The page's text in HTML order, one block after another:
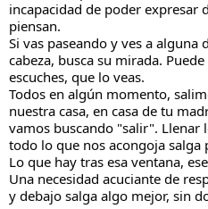
incapacidad de poder expresar
piensan.
Si vas paseando y ves a alguna
cabeza, busca su mirada.
escuches, que lo veas.
Todos en algún momento,
nuestra casa, en casa de tu
vamos buscando "salir". Llenar
todo lo que nos acongoja salga
Lo que hay tras esa ventana,
Una necesidad acuciante de
y debajo salga algo mejor, sin